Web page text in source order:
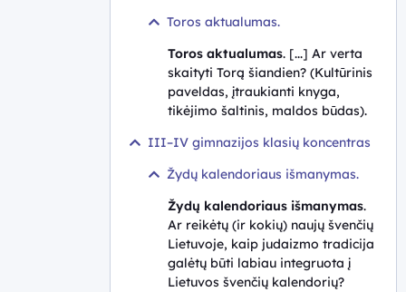
Toros aktualumas.
Toros aktualumas. [...] Ar verta
skaityti Torą šiandien? (Kultūrinis
paveldas, įtraukianti knyga,
tikėjimo šaltinis, maldos būdas).
III–IV gimnazijos klasių koncentras
Žydų kalendoriaus išmanymas.
Žydų kalendoriaus išmanymas.
Ar reikėtų (ir kokių) naujų švenčių
Lietuvoje, kaip judaizmo tradicija
galėtų būti labiau integruota į
Lietuvos švenčių kalendorių?